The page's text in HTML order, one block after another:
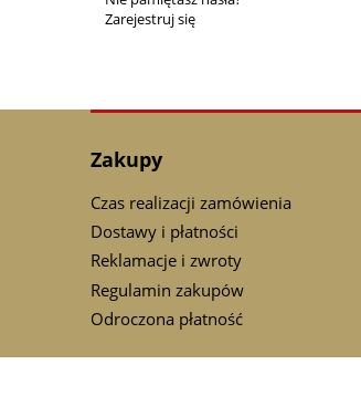
Zarejestruj się
Zakupy
Czas realizacji zamówienia
Dostawy i płatności
Reklamacje i zwroty
Regulamin zakupów
Odroczona płatność